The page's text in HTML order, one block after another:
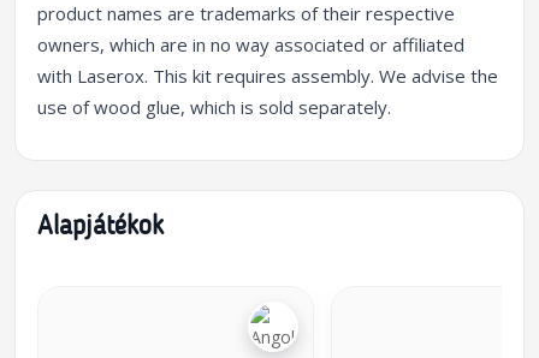
product names are trademarks of their respective
owners, which are in no way associated or affiliated
with Laserox. This kit requires assembly. We advise the
use of wood glue, which is sold separately.
Alapjátékok